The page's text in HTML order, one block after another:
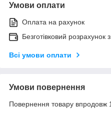
Умови оплати
Оплата на рахунок
Безготівковий розрахунок
Всі умови оплати
Умови повернення
Повернення товару впродовж